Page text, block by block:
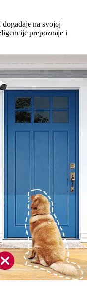
na svojoj
prepoznaje i